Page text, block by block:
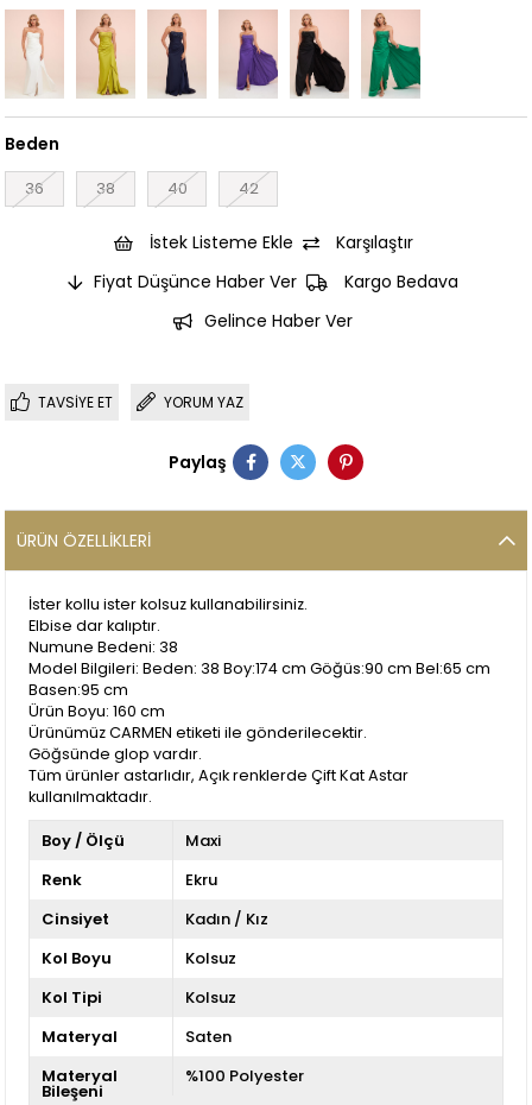
Beden
36 38 40 42
İstek Listeme Ekle
Karşılaştır
Fiyat Düşünce Haber Ver
Kargo Bedava
Gelince Haber Ver
TAVSIYE ET YORUM YAZ
Paylaş
ÜRÜN ÖZELLIKLERI
İster kollu ister kolsuz kullanabilirsiniz.
Elbise dar kalıptır.
Numune Bedeni: 38
Model Bilgileri: Beden: 38 Boy:174 cm Göğüs:90 cm Bel:65 cm
Basen:95 cm
Ürün Boyu: 160 cm
Ürünümüz CARMEN etiketi ile gönderilecektir.
Göğsünde glop vardır.
Tüm ürünler astarlıdır, Açık renklerde Çift Kat Astar
kullanılmaktadır.
Boy / Ölçü
Maxi
Renk
Ekru
Cinsiyet
Kadın / Kız
Kol Boyu
Kolsuz
Kol Tipi
Kolsuz
Materyal
Saten
Materyal
Bileşeni
%100 Polyester